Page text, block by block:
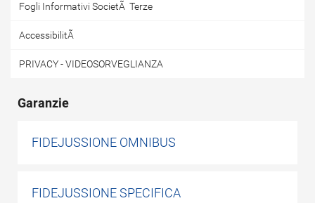
Fogli Informativi SocietÃ Terze
AccessibilitÃ
PRIVACY - VIDEOSORVEGLIANZA
Garanzie
FIDEJUSSIONE OMNIBUS
FIDEJUSSIONE SPECIFICA